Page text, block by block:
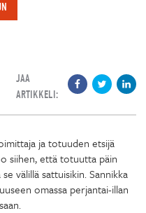
JAA
ARTIKKELI:
ja totuuden etsijä
siihen, että totuutta päin
välillä sattuisikin. Sannikka
omassa perjantai-illan